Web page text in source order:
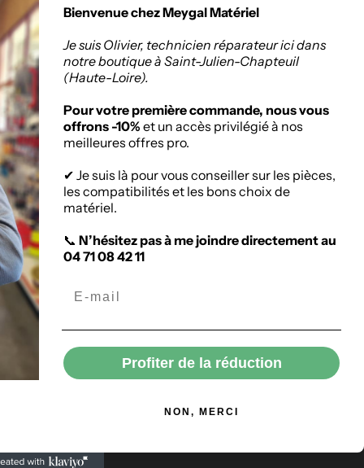
de matériaux
à Saint-
Zone Artisanale, 336
Mauras, 43260
Chapteuil
Politique de retours
Bienvenue chez Meygal Matériel
Je suis Olivier, technicien réparateur ici dans
notre boutique à Saint-Julien-Chapteuil
(Haute-Loire).
Pour votre première commande, nous vous
offrons -10% et un accès privilégié à nos
meilleures offres pro.
✔ Je suis là pour vous conseiller sur les pièces,
les compatibilités et les bons choix de
matériel.
📞 N’hésitez pas à me joindre directement au
04 71 08 42 11
Profiter de la réduction
NON, MERCI